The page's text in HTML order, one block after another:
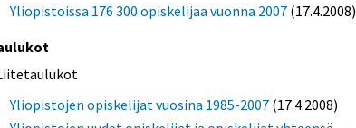
Yliopistoissa 176 300 opiskelijaa vuonna 2007 (17.4.2008)
Yliopistojen opiskelijat vuosina 1985-2007 (17.4.2008)